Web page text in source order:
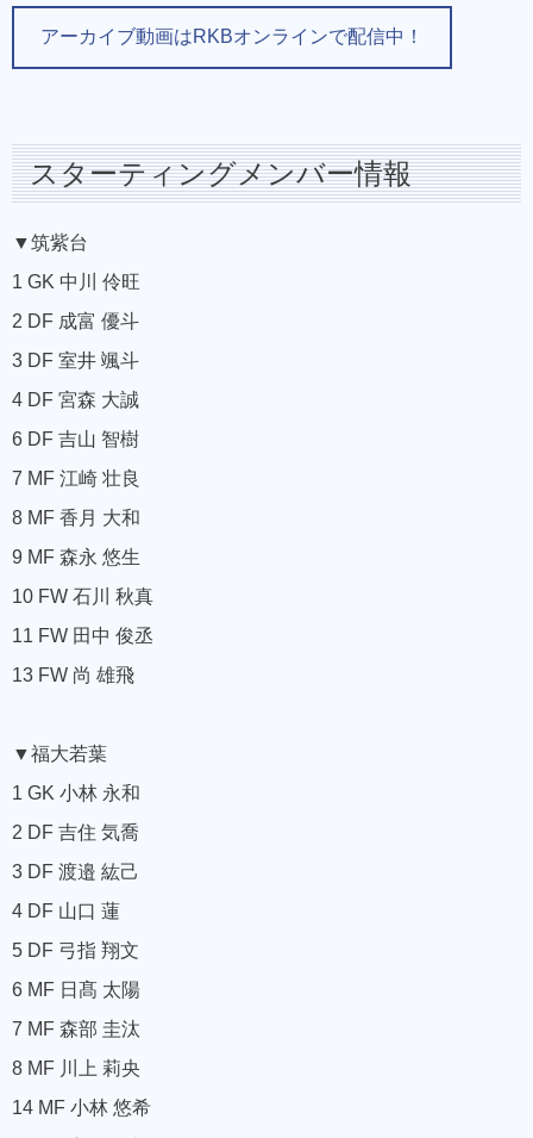
アーカイブ動画はRKBオンラインで配信中！
スターティングメンバー情報
▼筑紫台
1 GK 中川 伶旺
2 DF 成富 優斗
3 DF 室井 颯斗
4 DF 宮森 大誠
6 DF 吉山 智樹
7 MF 江崎 壮良
8 MF 香月 大和
9 MF 森永 悠生
10 FW 石川 秋真
11 FW 田中 俊丞
13 FW 尚 雄飛
▼福大若葉
1 GK 小林 永和
2 DF 吉住 気喬
3 DF 渡邉 紘己
4 DF 山口 蓮
5 DF 弓指 翔文
6 MF 日髙 太陽
7 MF 森部 圭汰
8 MF 川上 莉央
14 MF 小林 悠希